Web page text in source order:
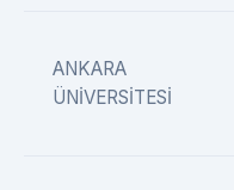
ANKARA
ÜNİVERSİTESİ